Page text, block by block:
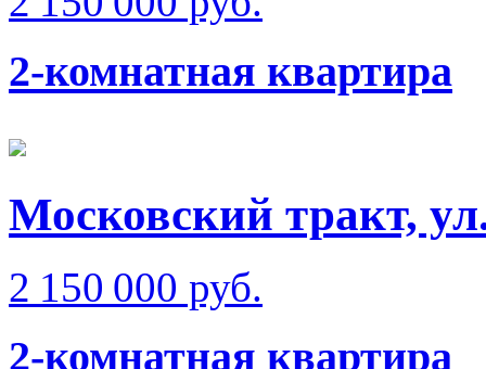
2-комнатная квартира
Московский тракт,
2 150 000 руб.
2-комнатная квартира